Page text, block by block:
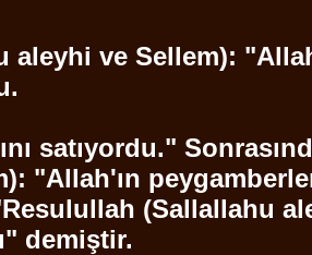
aleyhi ve Sellem):
satıyordu."
): "Allah'ın
Resulullah (Sallallahu
demiştir.